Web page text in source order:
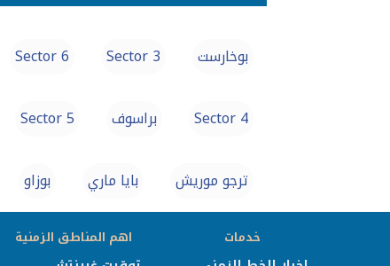
بوخارست Sector 3
Sector 6
Sector 4 براسوف Sector 5
ترجو موريش بايا ماري بوزاو
خدمات اهم المناطق الزمنية